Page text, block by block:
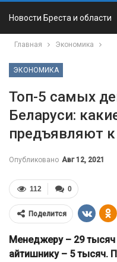
Новости Бреста и области
Главная Экономика
ЭКОНОМИКА
Топ-5 самых
Беларуси:
предъявляют
Опубликовано Авг 12, 2021
0
112
Поделится
Менеджеру – 29 тысяч
айтишнику – 5 тысяч.